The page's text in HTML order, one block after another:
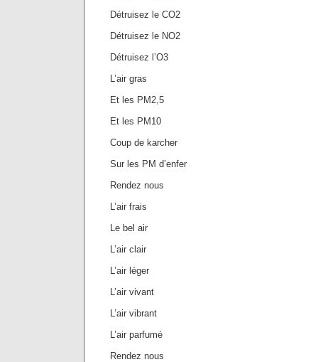
Détruisez le CO2
Détruisez le NO2
Détruisez l’O3
L’air gras
Et les PM2,5
Et les PM10
Coup de karcher
Sur les PM d’enfer
Rendez nous
L’air frais
Le bel air
L’air clair
L’air léger
L’air vivant
L’air vibrant
L’air parfumé
Rendez nous